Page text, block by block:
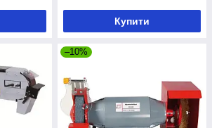
Купити
–10%